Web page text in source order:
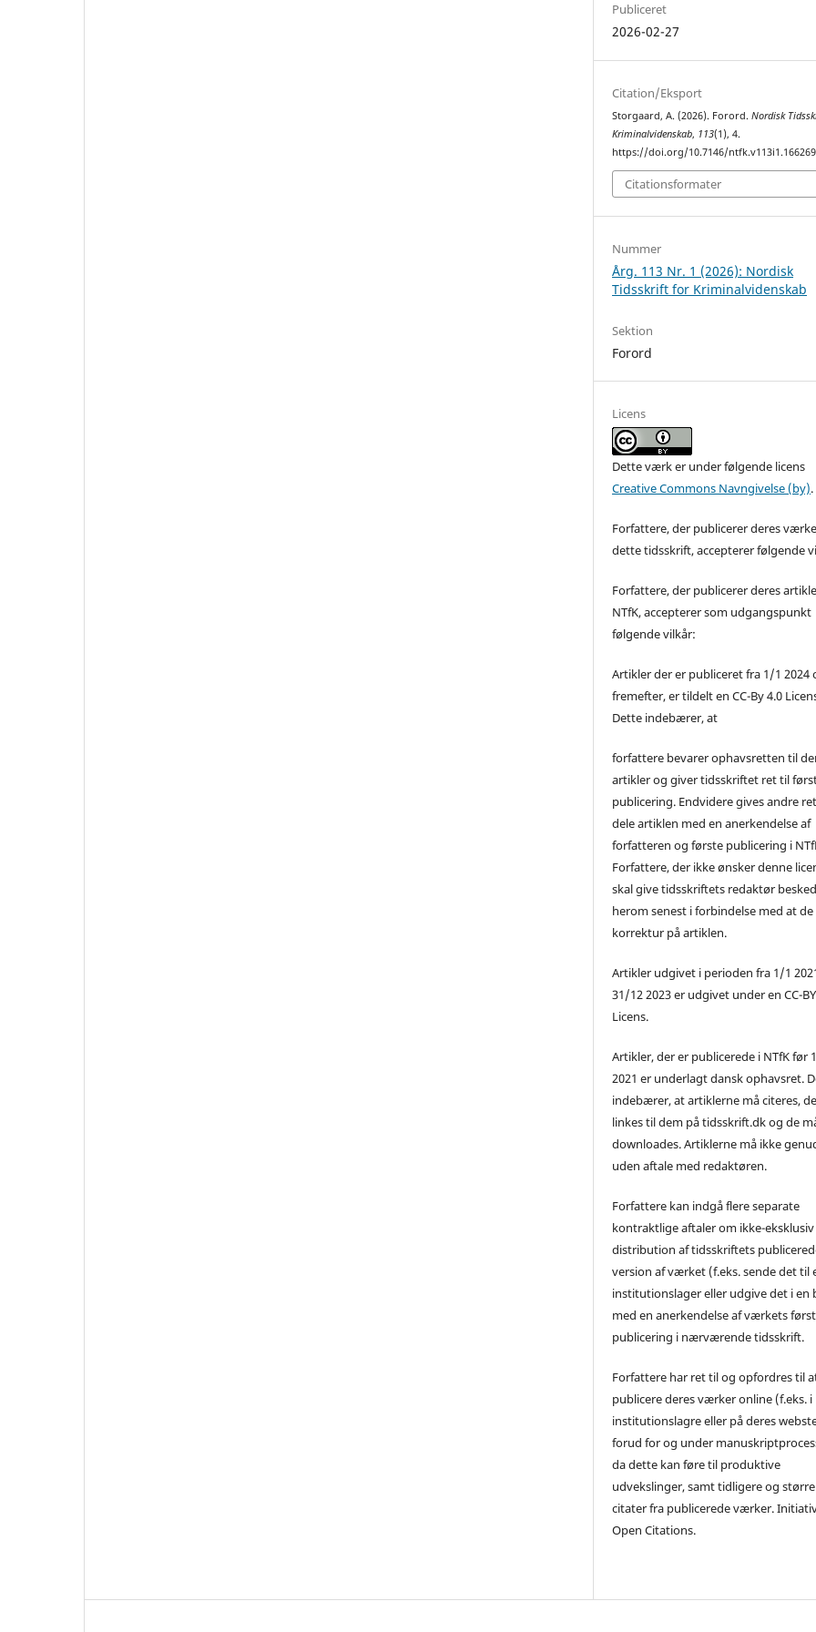
Publiceret
2026-02-27
Citation/Eksport
Storgaard, A. (2026). Forord.Nordisk
Kriminalvidenskab, 113(1), 4.
https://doi.org/10.7146/ntfk.v113i1.166269
Citationsformater
Nummer
Årg. 113 Nr. 1 (2026): Nordisk
Tidsskrift for Kriminalvidenskab
Sektion
Forord
Licens
Dette værk er under følgende licens
Creative Commons Navngivelse (by).
Forfattere, der publicerer deres
dette tidsskrift, accepterer følgende
Forfattere, der publicerer deres
NTfK, accepterer som udgangspunkt
følgende vilkår:
Artikler der er publiceret fra 1/1 2024
fremefter, er tildelt en CC-By 4.0
Dette indebærer, at
forfattere bevarer ophavsretten til
artikler og giver tidsskriftet ret til
publicering. Endvidere gives andre
dele artiklen med en anerkendelse af
forfatteren og første publicering i
Forfattere, der ikke ønsker denne
skal give tidsskriftets redaktør besked
herom senest i forbindelse med at
korrektur på artiklen.
Artikler udgivet i perioden fra 1/1
31/12 2023 er udgivet under en CC-
Licens.
Artikler, der er publicerede i NTfK før
2021 er underlagt dansk ophavsret.
indebærer, at artiklerne må citeres,
linkes til dem på tidsskrift.dk og de
downloades. Artiklerne må ikke
uden aftale med redaktøren.
Forfattere kan indgå flere separate
kontraktlige aftaler om ikke-eksklusiv
distribution af tidsskriftets
version af værket (f.eks. sende det til
institutionslager eller udgive det i en
med en anerkendelse af værkets
publicering i nærværende tidsskrift.
Forfattere har ret til og opfordres til
publicere deres værker online (f.eks. i
institutionslagre eller på deres
forud for og under
da dette kan føre til produktive
udvekslinger, samt tidligere og større
citater fra publicerede værker.
Open Citations.